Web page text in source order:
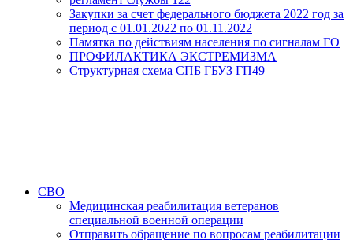
Закупки за счет федерального бюджета 2022 год за
период с 01.01.2022 по 01.11.2022
Памятка по действиям населения по сигналам ГО
ПРОФИЛАКТИКА ЭКСТРЕМИЗМА
Структурная схема СПБ ГБУЗ ГП49
СВО
Медицинская реабилитация ветеранов
специальной военной операции
Отправить обращение по вопросам реабилитации